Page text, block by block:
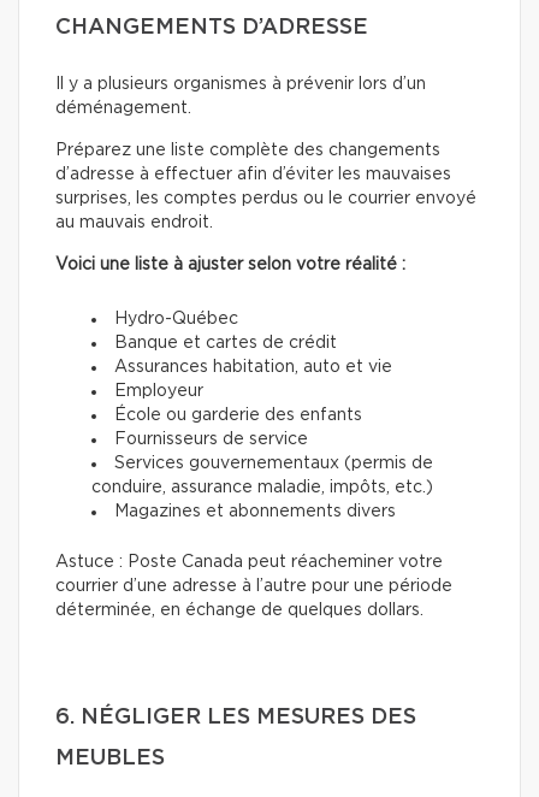
CHANGEMENTS D’ADRESSE
Il y a plusieurs organismes à prévenir lors d’un
déménagement.
Préparez une liste complète des changements
d’adresse à effectuer afin d’éviter les mauvaises
surprises, les comptes perdus ou le courrier envoyé
au mauvais endroit.
Voici une liste à ajuster selon votre réalité :
Hydro-Québec
Banque et cartes de crédit
Assurances habitation, auto et vie
Employeur
École ou garderie des enfants
Fournisseurs de service
Services gouvernementaux (permis de
conduire, assurance maladie, impôts, etc.)
Magazines et abonnements divers
Astuce : Poste Canada peut réacheminer votre
courrier d’une adresse à l’autre pour une période
déterminée, en échange de quelques dollars.
6. NÉGLIGER LES MESURES DES
MEUBLES